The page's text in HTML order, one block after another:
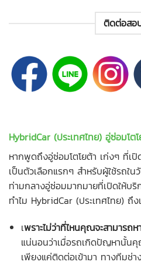
ติดต่อสอ
HybridCar (ประเทศไทย) อู่ซ่อมโต
หากพูดถึงอู่ซ่อมโตโยต้า เก่งๆ ที่เปิ
เป็นตัวเลือกแรกๆ สำหรับผู้ใช้รถใ
ท่ามกลางอู่ซ่อมมากมายที่เปิดให้บริ
ทำไม HybridCar (ประเทศไทย) ถึ
เพราะไม่ว่าที่ไหนคุณจะสามารถ
แน่นอนว่าเมื่อรถเกิดปัญหานั้นคุ
เพียงแค่ติดต่อเข้ามา ทางทีมช่า